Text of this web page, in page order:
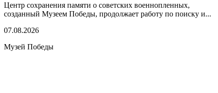
Центр сохранения памяти о советских военнопленных,
созданный Музеем Победы, продолжает работу по поиску и...
07.08.2026
Музей Победы